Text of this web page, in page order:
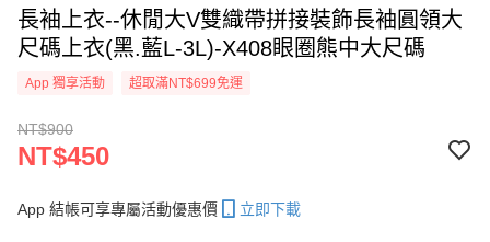
長袖上衣--休閒大V雙織帶拼接裝飾長袖圓領大
尺碼上衣(黑.藍L-3L)-X408眼圈熊中大尺碼
App 獨享活動 超取滿NT$699免運
NT$900
NT$450
App 結帳可享專屬活動優惠價 立即下載